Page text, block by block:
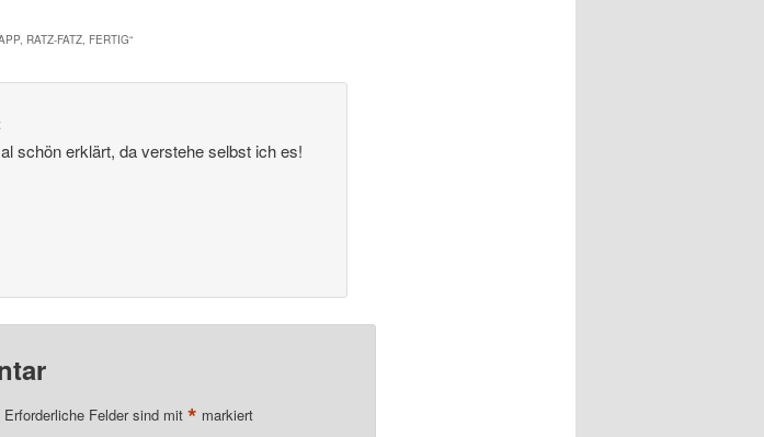
RATZ-FATZ, FERTIG“
:
schön erklärt, da verstehe selbst ich es!
Erforderliche Felder sind mit * markiert